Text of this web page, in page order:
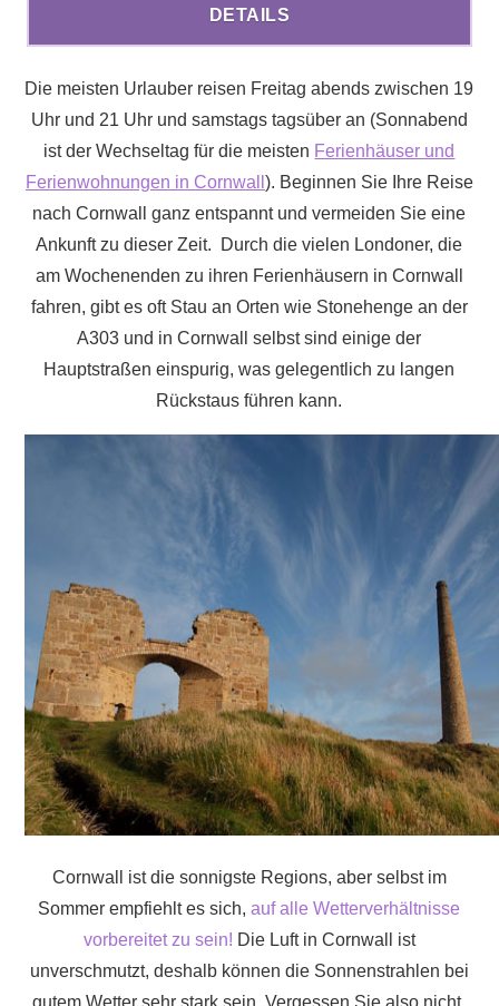
DETAILS
Die meisten Urlauber reisen Freitag abends zwischen 19
Uhr und 21 Uhr und samstags tagsüber an (Sonnabend
ist der Wechseltag für die meisten Ferienhäuser und
Ferienwohnungen in Cornwall ). Beginnen Sie Ihre Reise
nach Cornwall ganz entspannt und vermeiden Sie eine
Ankunft zu dieser Zeit. Durch die vielen Londoner, die
am Wochenenden zu ihren Ferienhäusern in Cornwall
fahren, gibt es oft Stau an Orten wie Stonehenge an der
A303 und in Cornwall selbst sind einige der
Hauptstraßen einspurig, was gelegentlich zu langen
Rückstaus führen kann.
Cornwall ist die sonnigste Regions, aber selbst im
Sommer empfiehlt es sich,auf alle Wetterverhältnisse
vorbereitet zu sein! Die Luft in Cornwall ist
unverschmutzt, deshalb können die Sonnenstrahlen bei
gutem Wetter sehr stark sein. Vergessen Sie also nicht,